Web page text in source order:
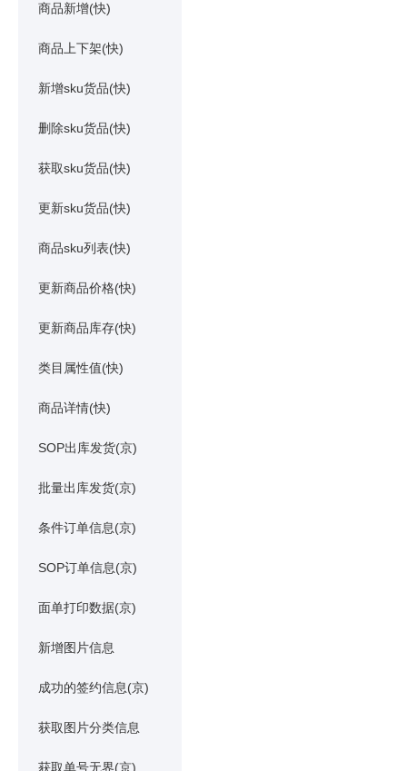
商品新增(快)
商品上下架(快)
新增sku货品(快)
删除sku货品(快)
获取sku货品(快)
更新sku货品(快)
商品sku列表(快)
更新商品价格(快)
更新商品库存(快)
类目属性值(快)
商品详情(快)
SOP出库发货(京)
批量出库发货(京)
条件订单信息(京)
SOP订单信息(京)
面单打印数据(京)
新增图片信息
成功的签约信息(京)
获取图片分类信息
获取单号无界(京)